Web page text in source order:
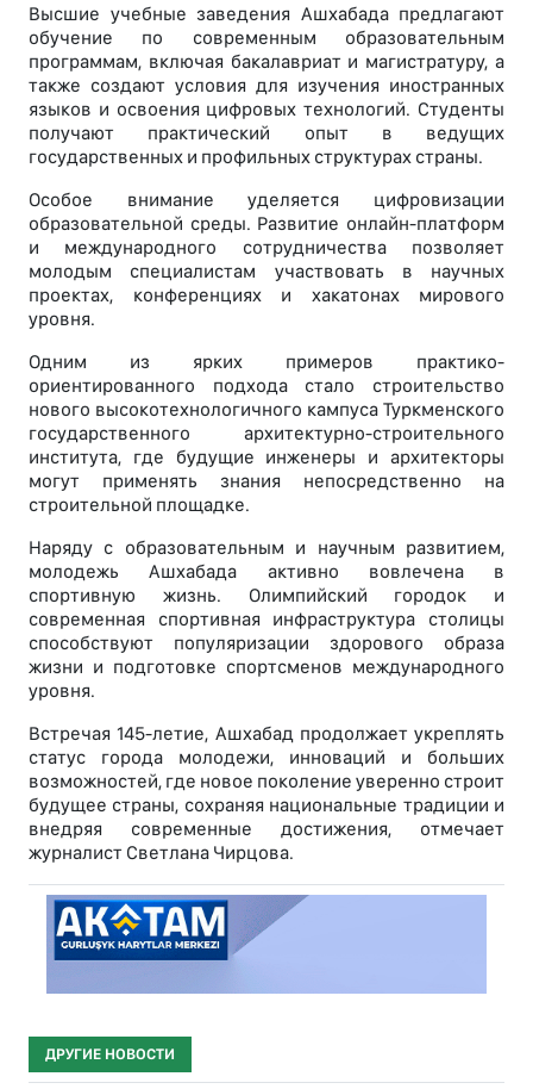
Высшие учебные заведения Ашхабада предлагают
обучение по современным образовательным
программам, включая бакалавриат и магистратуру, а
также создают условия для изучения иностранных
языков и освоения цифровых технологий. Студенты
получают практический опыт в ведущих
государственных и профильных структурах страны.
Особое внимание уделяется цифровизации
образовательной среды. Развитие онлайн-платформ
и международного сотрудничества позволяет
молодым специалистам участвовать в научных
проектах, конференциях и хакатонах мирового
уровня.
Одним из ярких примеров практико-
ориентированного подхода стало строительство
нового высокотехнологичного кампуса Туркменского
государственного архитектурно-строительного
института, где будущие инженеры и архитекторы
могут применять знания непосредственно на
строительной площадке.
Наряду с образовательным и научным развитием,
молодежь Ашхабада активно вовлечена в
спортивную жизнь. Олимпийский городок и
современная спортивная инфраструктура столицы
способствуют популяризации здорового образа
жизни и подготовке спортсменов международного
уровня.
Встречая 145-летие, Ашхабад продолжает укреплять
статус города молодежи, инноваций и больших
возможностей, где новое поколение уверенно строит
будущее страны, сохраняя национальные традиции и
внедряя современные достижения, отмечает
журналист Светлана Чирцова.
ДРУГИЕ НОВОСТИ